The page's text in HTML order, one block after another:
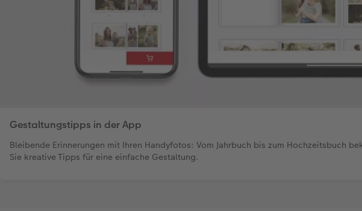
Gestaltungstipps in der App
Bleibende Erinnerungen mit Ihren Handyfotos: Vom Jahrbuch bis zum Hochzeitsbuch
Sie kreative Tipps für eine einfache Gestaltung.